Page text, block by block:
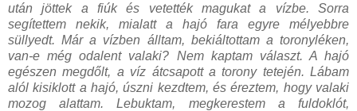
után jöttek a fiúk és vetették magukat a vízbe. Sorra
segítettem nekik, mialatt a hajó fara egyre mélyebbre
süllyedt. Már a vízben álltam, bekiáltottam a toronyléken,
van-e még odalent valaki? Nem kaptam választ. A hajó
egészen megdőlt, a víz átcsapott a torony tetején. Lábam
alól kisiklott a hajó, úszni kezdtem, és éreztem, hogy valaki
mozog alattam. Lebuktam, megkerestem a fuldoklót,